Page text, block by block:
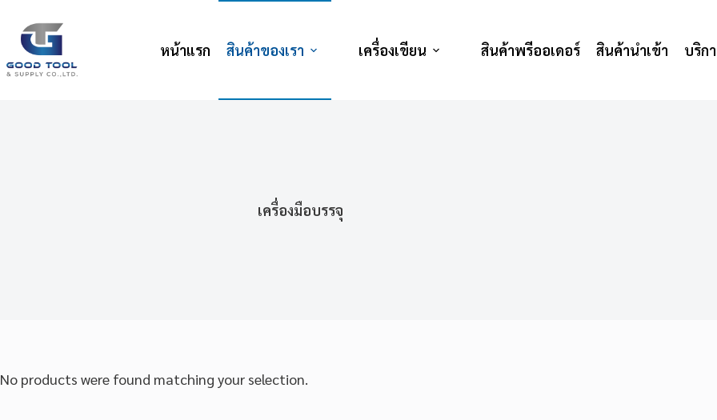
หน้าแรก สินค้าของเรา เครื่องเขียน สินค้าพรีออเดอร์ สินค้านำเข้า บริก
เครื่องมือบรรจุ
No products were found matching your selection.